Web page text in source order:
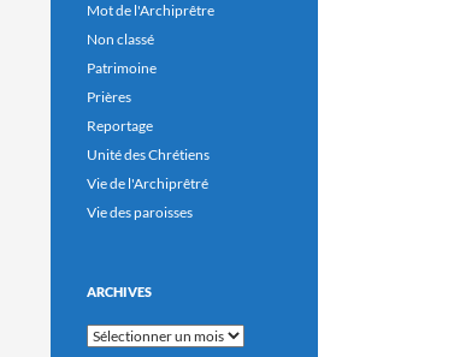
Mot de l'Archiprêtre
Non classé
Patrimoine
Prières
Reportage
Unité des Chrétiens
Vie de l'Archiprêtré
Vie des paroisses
ARCHIVES
Archives